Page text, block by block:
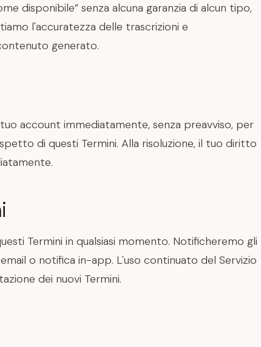
disponibile” senza alcuna garanzia di alcun tipo,
l'accuratezza delle trascrizioni e
generato.
account immediatamente, senza preavviso, per
di questi Termini. Alla risoluzione, il tuo diritto
Termini in qualsiasi momento. Notificheremo gli
o notifica in-app. L'uso continuato del Servizio
dei nuovi Termini.